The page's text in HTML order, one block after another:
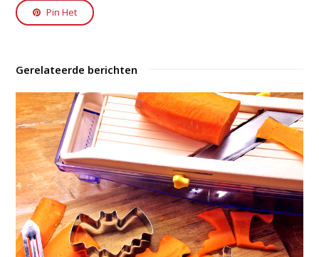
Pin Het
Gerelateerde berichten